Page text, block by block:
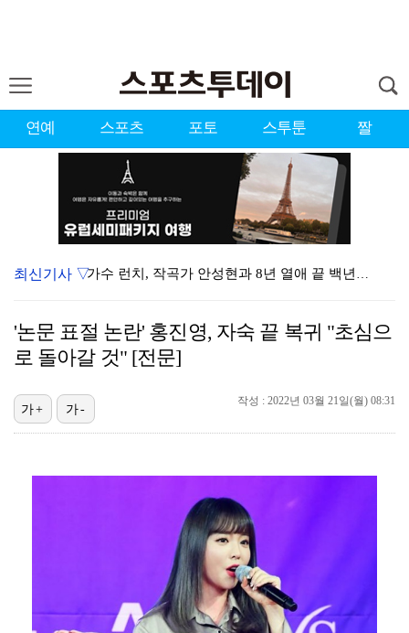
연예 스포츠 포토 스투툰 짤
가수 런치, 작곡가 안성현과 8년 열애 끝 백년가약…결…
던, 3년 만에 신곡→솔직 심경 고백 "이제는 있는 그…
[ST포토] 차준환, 아이돌 보다 잘생긴 얼굴
[ST포토] 차준환, 심장이 뛰는 연기
[ST포토] 차준환, 피겨왕자가 연기하는 성진우
[ST포토] 차준환, 레벨업
[ST포토] 차준환 노래도 들을 수 있는 아이스쇼
최신기사 ▽
'논문 표절 논란' 홍진영, 자숙 끝 복귀 "초심으
로 돌아갈 것" [전문]
작성 : 2022년 03월 21일(월) 08:31
가+ 가-